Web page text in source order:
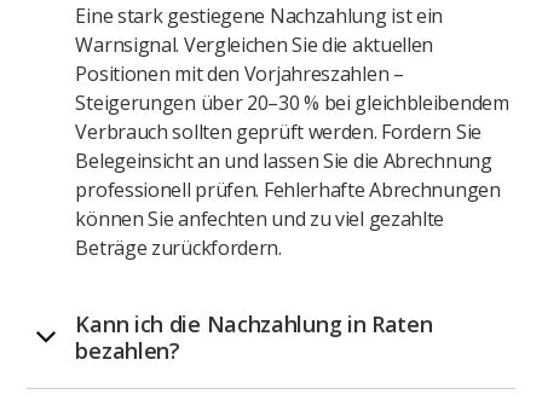
Eine stark gestiegene Nachzahlung ist ein
Warnsignal. Vergleichen Sie die aktuellen
Positionen mit den Vorjahreszahlen –
Steigerungen über 20–30 % bei gleichbleibendem
Verbrauch sollten geprüft werden. Fordern Sie
Belegeinsicht an und lassen Sie die Abrechnung
professionell prüfen. Fehlerhafte Abrechnungen
können Sie anfechten und zu viel gezahlte
Beträge zurückfordern.
Kann ich die Nachzahlung in Raten
bezahlen?